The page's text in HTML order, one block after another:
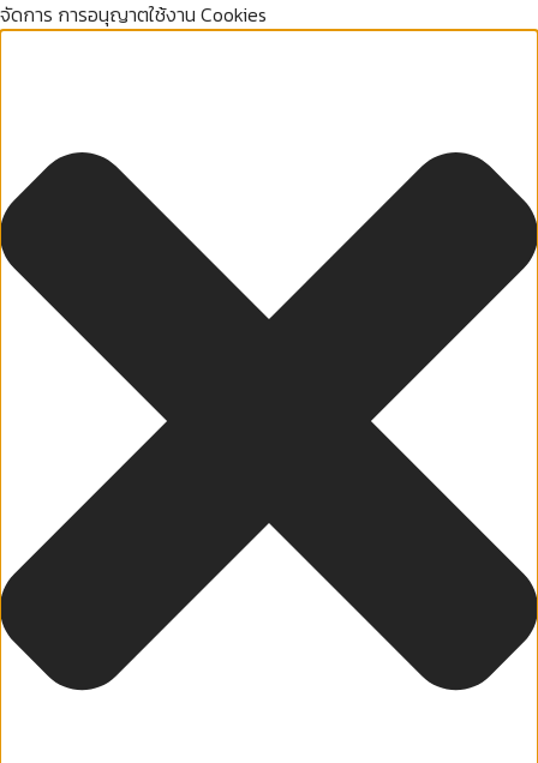
จัดการ การอนุญาตใช้งาน Cookies